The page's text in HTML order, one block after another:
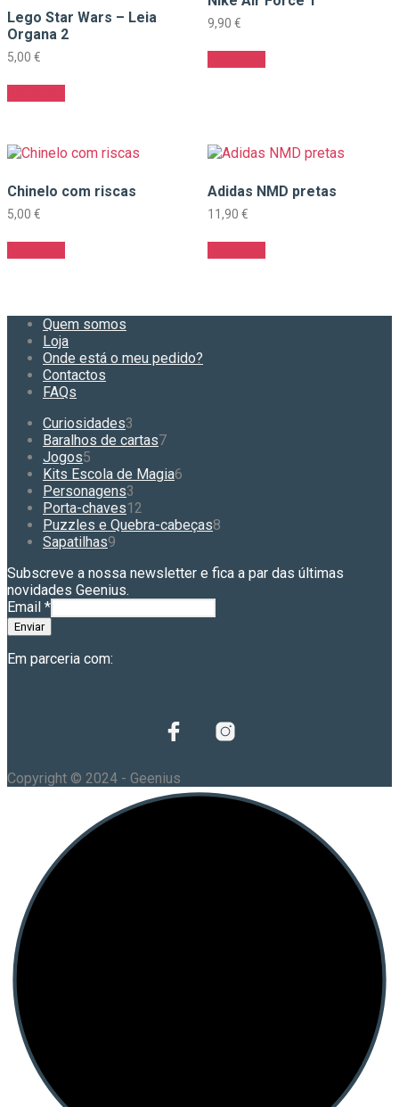
Lego Star Wars – Leia
Organa 2
5,00 €
9,90 €
Chinelo com riscas
5,00 €
Adidas NMD pretas
11,90 €
Quem somos
Loja
Onde está o meu pedido?
Contactos
FAQs
Curiosidades3
produtos
Baralhos de cartas77
Jogos5
produtos
Kits Escola de Magia6
Personagens3
produtos
Porta-chaves12
produtos
Puzzles e Quebra-cabeças8
Sapatilhas9
Subscreve a nossa newsletter e fica a par das últimas
novidades Geenius.
Email *
Enviar
Em parceria com:
Copyright © 2024 - Geenius